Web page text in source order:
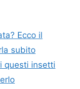
Ecco il
subito
questi insetti